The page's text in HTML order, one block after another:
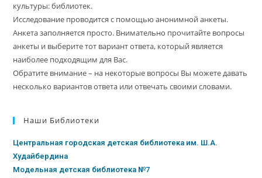
культуры: библиотек.
Исследование проводится с помощью анонимной анкеты.
Анкета заполняется просто. Внимательно прочитайте вопросы
анкеты и выберите тот вариант ответа, который является
наиболее подходящим для Вас.
Обратите внимание – на некоторые вопросы Вы можете давать
несколько вариантов ответа или отвечать своими словами.
Наши Библиотеки
Центральная городская детская библиотека им. Ш.А.
Худайбердина
Модельная детская библиотека №7